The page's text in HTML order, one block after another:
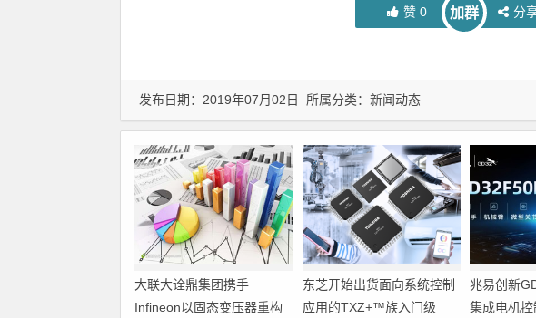
赞0 加群 分
发布日期：2019年07月02日 所属分类： 新闻动态
大联大诠鼎集团携手
Infineon以固态变压器重构
东芝开始出货面向系统控制
应用的TXZ+™族入门级
兆易创新
集成电机